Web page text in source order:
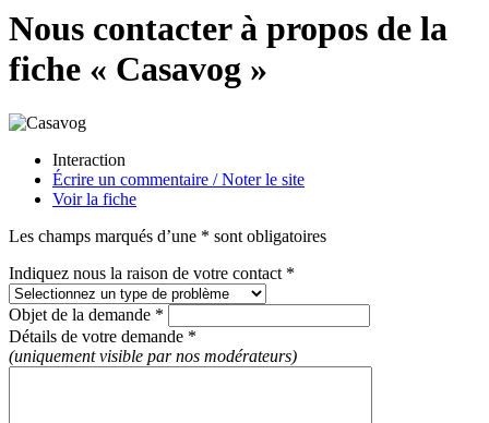
Nous contacter à propos de la
fiche « Casavog »
Interaction
Écrire un commentaire / Noter le site
Voir la fiche
Les champs marqués d’une * sont obligatoires
Indiquez nous la raison de votre contact *
Objet de la demande *
Détails de votre demande *
(uniquement visible par nos modérateurs)